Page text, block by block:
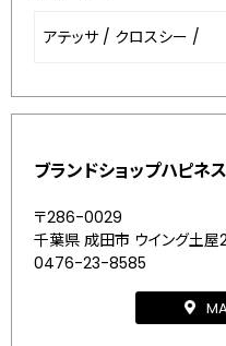
アテッサ / クロスシー /
ブランドショップハピ
〒286-0029
千葉県 成田市 ウイング土
0476-23-8585